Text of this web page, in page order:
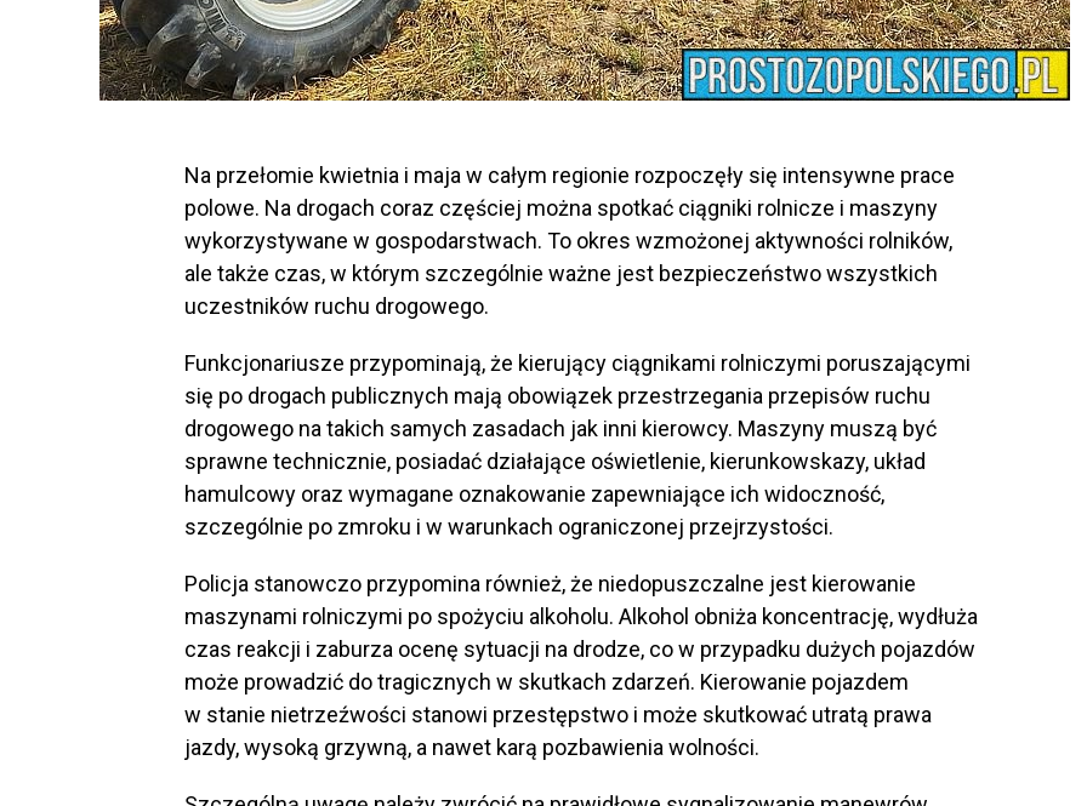
Na przełomie kwietnia i maja w całym regionie rozpoczęły się intensywne prace
polowe. Na drogach coraz częściej można spotkać ciągniki rolnicze i maszyny
wykorzystywane w gospodarstwach. To okres wzmożonej aktywności rolników,
ale także czas, w którym szczególnie ważne jest bezpieczeństwo wszystkich
uczestników ruchu drogowego.
Funkcjonariusze przypominają, że kierujący ciągnikami rolniczymi poruszającymi
się po drogach publicznych mają obowiązek przestrzegania przepisów ruchu
drogowego na takich samych zasadach jak inni kierowcy. Maszyny muszą być
sprawne technicznie, posiadać działające oświetlenie, kierunkowskazy, układ
hamulcowy oraz wymagane oznakowanie zapewniające ich widoczność,
szczególnie po zmroku i w warunkach ograniczonej przejrzystości.
Policja stanowczo przypomina również, że niedopuszczalne jest kierowanie
maszynami rolniczymi po spożyciu alkoholu. Alkohol obniża koncentrację, wydłuża
czas reakcji i zaburza ocenę sytuacji na drodze, co w przypadku dużych pojazdów
może prowadzić do tragicznych w skutkach zdarzeń. Kierowanie pojazdem
w stanie nietrzeźwości stanowi przestępstwo i może skutkować utratą prawa
jazdy, wysoką grzywną, a nawet karą pozbawienia wolności.